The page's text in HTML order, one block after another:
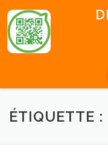
au
contenu
ÉTIQUETTE :